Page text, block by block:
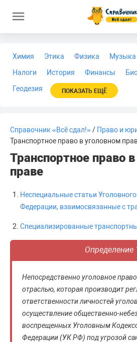
Химия Этика Физика Музыка
Налоги
История Финансы
Геодезия
ПОКАЗАТЬ ЕЩЁ
Справочник «Всё сдал!»/ Право и
Транспортное право в уголовном
Транспортное право
праве
Неспециальные статьи
Федерации, взаимосвязанные с
Специализированные
Определение
Непосредственно уголовное
отраслью, которая производит
ответственности личностей
осуществление общественно-
воспрещенных Уголовным
Федерации (УК РФ) под угрозой